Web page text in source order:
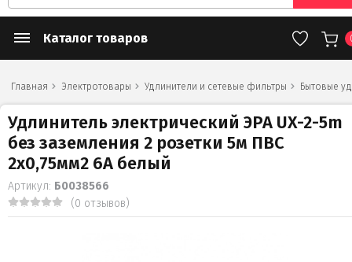
Каталог товаров
Главная Электротовары Удлинители и сетевые фильтры Бытовые
Удлинитель электрический ЭРА UX-2-5m
без заземления 2 розетки 5м ПВС
2x0,75мм2 6А белый
Артикул: Б0038566
(0 отзывов)